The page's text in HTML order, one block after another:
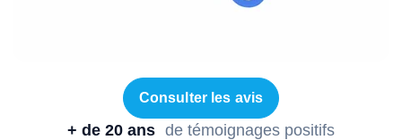
Consulter les avis
+ de 20 ans de témoignages positifs